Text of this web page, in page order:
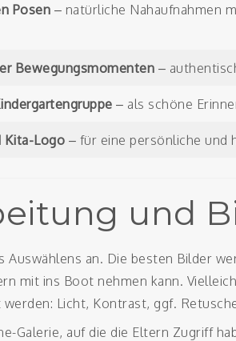
Posen – natürliche Nahaufnahmen
Bewegungsmomenten –
– als schöne
Kita-Logo – für eine persönliche und
und
Auswählens an. Die besten Bilder
mit ins Boot nehmen kann.
Licht, Kontrast, ggf.
Galerie, auf die die Eltern Zugriff